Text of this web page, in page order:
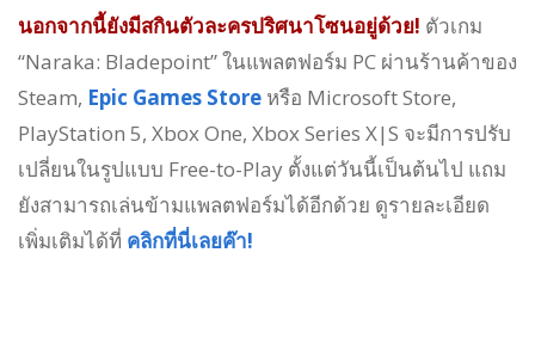
นอกจากนี้ยังมีสกินตัวละครปริศนาโซนอยู่ด้วย! ตัวเกม
“Naraka: Bladepoint” ในแพลตฟอร์ม PC ผ่านร้านค้าของ
Steam, Epic Games Store หรือ Microsoft Store,
PlayStation 5, Xbox One, Xbox Series X|S จะมีการปรับ
เปลี่ยนในรูปแบบ Free-to-Play ตั้งแต่วันนี้เป็นต้นไป แถม
ยังสามารถเล่นข้ามแพลตฟอร์มได้อีกด้วย ดูรายละเอียด
เพิ่มเติมได้ที่ คลิกที่นี่เลยค๊า!